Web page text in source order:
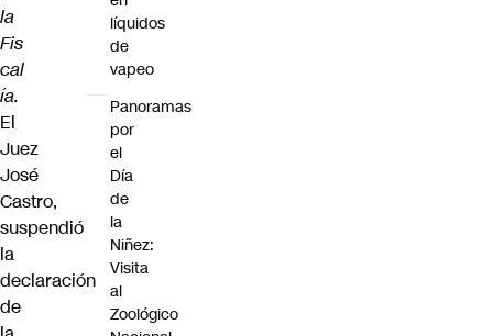
la
Fis
cal
ía.
El
Juez
José
Castro,
suspendió
la
declaración
de
líquidos
de
vapeo
Panoramas
por
el
Día
de
la
Niñez:
Visita
al
Zoológico